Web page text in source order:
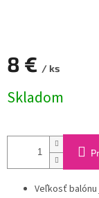
8 € / ks
cena:
Skladom
Veľkosť balónu